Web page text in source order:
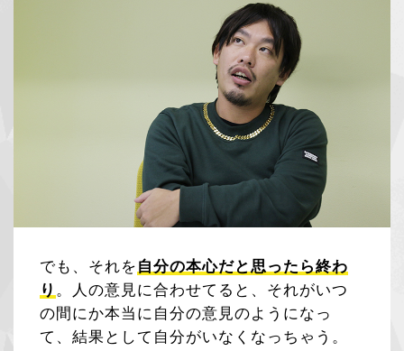
でも、それを 自分の本心だと思ったら終わ
り 。人の意見に合わせてると、それがいつ
の間にか本当に自分の意見のようになっ
て、結果として自分がいなくなっちゃう。